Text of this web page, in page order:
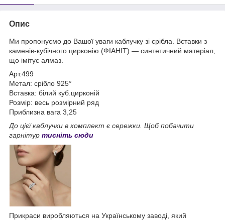
Опис
Ми пропонуємо до Вашої уваги каблучку зі срібла. Вставки з
каменів-кубічного цирконію (ФІАНІТ) — синтетичний матеріал,
що імітує алмаз.
Арт.499
Метал: срібло 925°
Вставка: білий куб.цирконій
Розмір: весь розмірний ряд
Приблизна вага 3,25
До цієї каблучки в комплект є сережки. Щоб побачити
гарнітур тисніть сюди
Прикраси виробляються на Українському заводі, який